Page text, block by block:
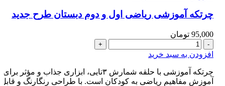
چرتکه آموزشی ریاضی اول و دوم دبستان طرح جدید
95,000 تومان
چرتکه
آموزشی
اول
و
افزودن به سبد خرید
چرتکه آموزشی با حلقه شمارش ۳تایی، ابزاری جذاب و مؤثر برای
آموزش مفاهیم ریاضی به کودکان است. با طراحی رنگارنگ و قابل